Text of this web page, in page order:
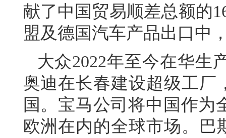
献了中国贸易顺差总额的
盟及德国汽车产品出口中
大众2022年至今在华生
奥迪在长春建设超级工厂
国。宝马公司将中国作为
欧洲在内的全球市场。巴